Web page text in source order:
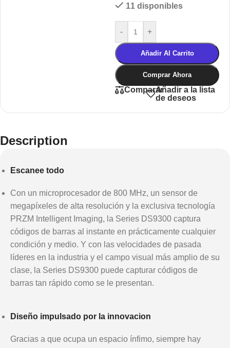
11 disponibles
- +
Añadir Al Carrito
Comprar Ahora
CompararAñadir a la lista
de deseos
Description
Escanee todo
Con un microprocesador de 800 MHz, un sensor de
megapíxeles de alta resolución y la exclusiva tecnología
PRZM Intelligent Imaging, la Series DS9300 captura
códigos de barras al instante en prácticamente cualquier
condición y medio. Y con las velocidades de pasada
líderes en la industria y el campo visual más amplio de su
clase, la Series DS9300 puede capturar códigos de
barras tan rápido como se le presentan.
Diseño impulsado por la innovacion
Gracias a que ocupa un espacio ínfimo, siempre hay